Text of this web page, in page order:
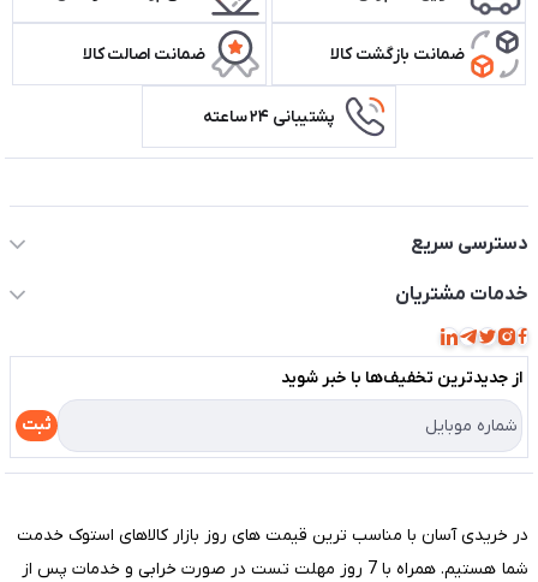
ضمانت بازگشت کالا ضمانت اصالت کالا
پشتیبانی ۲۴ ساعته
دسترسی سریع
حساب کاربری
مجله فروشگاه
لیست محصولات
درباره ما
تماس با ما
خدمات مشتریان
قوانین و مقررات
حریم خصوصی
راهنما
از جدید‌ترین تخفیف‌ها با‌ خبر شوید
ثبت
در خریدی آسان با مناسب ترین قیمت های روز بازار کالاهای استوک خدمت
شما هستیم. همراه با 7 روز مهلت تست در صورت خرابی و خدمات پس از